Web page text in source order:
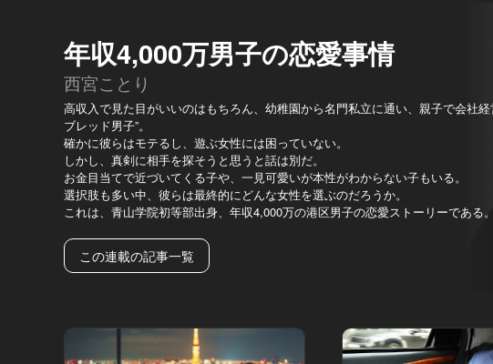
年収4,000万男子の恋愛事情
西宮ことり
高収入で見た目がいいのはもちろん、幼稚園から名門私立に通い、親子で会社経
ブレッド男子”。
確かに彼らはモテるし、遊ぶ女性には困っていない。
しかし、真剣に相手を探そうと思うと話は別だ。
お金目当てで近づいてくる子や、一見可愛いが本性がわからない子もいる。
選択肢も多い中、彼らは最終的にどんな女性を選ぶのだろうか。
これは、青山学院初等部出身、年収4,000万の港区男子の恋愛ストーリーである。
この連載の記事一覧